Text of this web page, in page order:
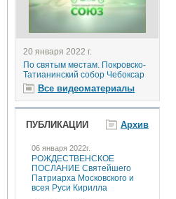
20 января 2022 г.
По святым местам. Покровско-
Татианинский собор Чебоксар
Все видеоматериалы
Архив
ПУБЛИКАЦИИ
06 января 2022г.
РОЖДЕСТВЕНСКОЕ
ПОСЛАНИЕ Святейшего
Патриарха Московского и
всея Руси Кирилла